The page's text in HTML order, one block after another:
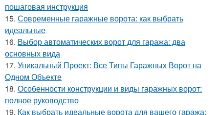
пошаговая инструкция
15. Современные гаражные ворота: как выбрать
идеальные
16. Выбор автоматических ворот для гаража: два
основных вида
17. Уникальный Проект: Все Типы Гаражных Ворот на
Одном Объекте
18. Особенности конструкции и виды гаражных ворот:
полное руководство
19. Как выбрать идеальные ворота для вашего гаража: